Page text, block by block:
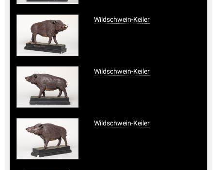
Wildschwein-Keiler
Wildschwein-Keiler
Wildschwein-Keiler